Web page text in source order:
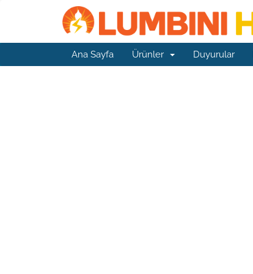
Ana Sayfa Ürünler Duyurular